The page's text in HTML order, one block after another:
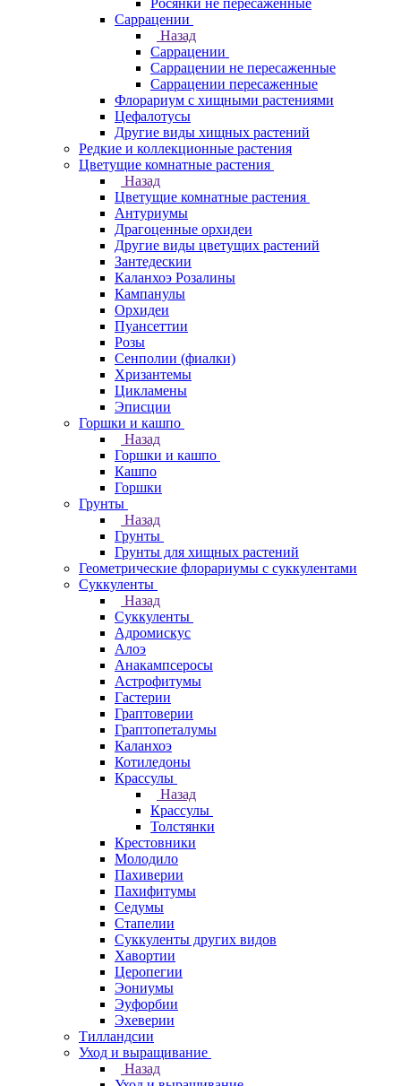
Росянки не пересаженные
Саррацении
Назад
Саррацении
Саррацении не пересаженные
Саррацении пересаженные
Флорариум с хищными растениями
Цефалотусы
Другие виды хищных растений
Редкие и коллекционные растения
Цветущие комнатные растения
Назад
Цветущие комнатные растения
Антуриумы
Драгоценные орхидеи
Другие виды цветущих растений
Зантедескии
Каланхоэ Розалины
Кампанулы
Орхидеи
Пуансеттии
Розы
Сенполии (фиалки)
Хризантемы
Цикламены
Эписции
Горшки и кашпо
Назад
Горшки и кашпо
Кашпо
Горшки
Грунты
Назад
Грунты
Грунты для хищных растений
Геометрические флорариумы с суккулентами
Суккуленты
Назад
Суккуленты
Адромискус
Алоэ
Анакампсеросы
Астрофитумы
Гастерии
Граптоверии
Граптопеталумы
Каланхоэ
Котиледоны
Крассулы
Назад
Крассулы
Толстянки
Крестовники
Молодило
Пахиверии
Пахифитумы
Седумы
Стапелии
Суккуленты других видов
Хавортии
Церопегии
Эониумы
Эуфорбии
Эхеверии
Тилландсии
Уход и выращивание
Назад